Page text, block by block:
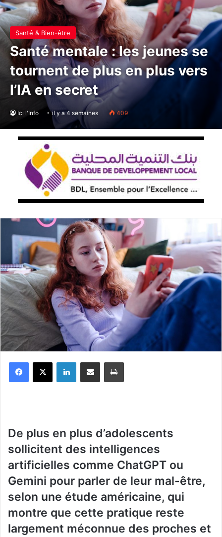
Santé & Bien-être
Santé mentale : les jeunes se
tournent de plus en plus vers
l’IA en secret
Ici l'Info il y a 4 semaines 409
De plus en plus d’adolescents
sollicitent des intelligences
artificielles comme ChatGPT ou
Gemini pour parler de leur mal-être,
selon une étude américaine, qui
montre que cette pratique reste
largement méconnue des proches et